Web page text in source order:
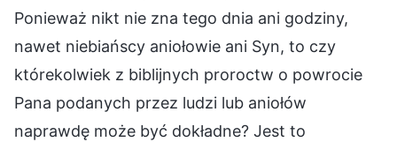
Ponieważ nikt nie zna tego dnia ani godziny,
nawet niebiańscy aniołowie ani Syn, to czy
którekolwiek z biblijnych proroctw o powrocie
Pana podanych przez ludzi lub aniołów
naprawdę może być dokładne? Jest to